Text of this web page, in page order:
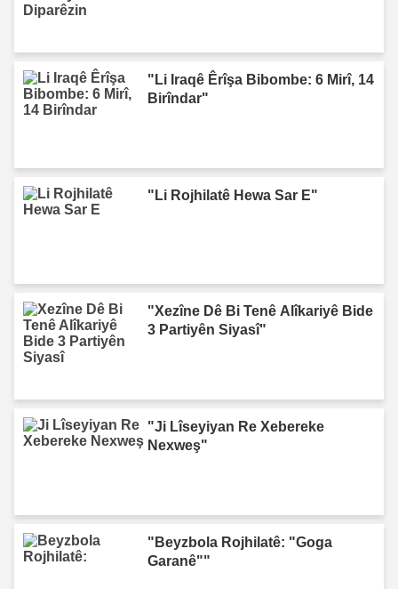
"Li Iraqê Êrîşa Bibombe: 6 Mirî, 14
Birîndar"
"Li Rojhilatê Hewa Sar E"
"Xezîne Dê Bi Tenê Alîkariyê Bide
3 Partiyên Siyasî"
"Ji Lîseyiyan Re Xebereke
Nexweş"
"Beyzbola Rojhilatê: "Goga
Garanê""